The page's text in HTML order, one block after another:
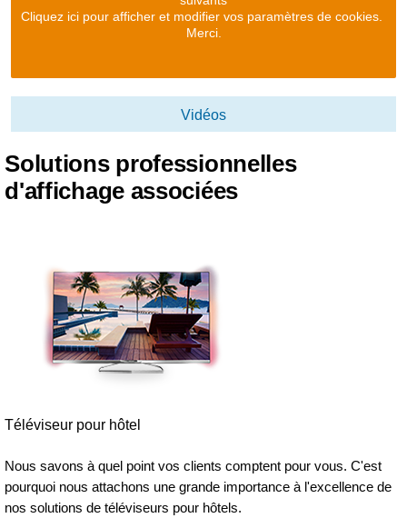
Cliquez ici pour afficher et modifier vos paramètres de cookies.
Merci.
Vidéos
Solutions professionnelles
d'affichage associées
Téléviseur pour hôtel
Nous savons à quel point vos clients comptent pour vous. C'est
pourquoi nous attachons une grande importance à l'excellence de
nos solutions de téléviseurs pour hôtels.